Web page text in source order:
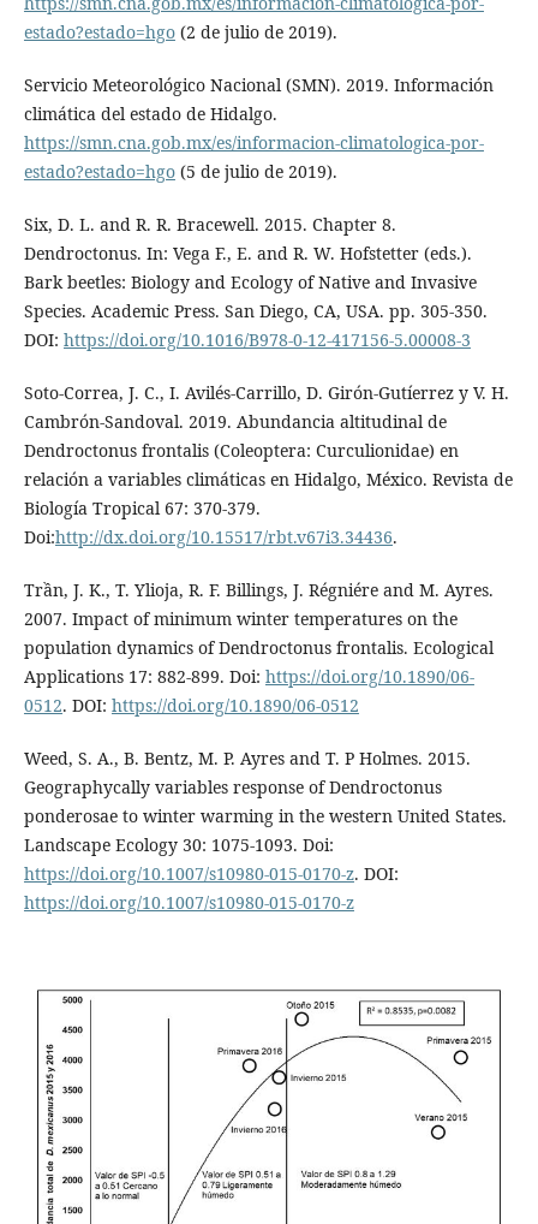
estado?estado=hgo(2 de julio de 2019).
Servicio Meteorológico Nacional (SMN). 2019. Información
climática del estado de Hidalgo.
https://smn.cna.gob.mx/es/informacion-climatologica-por-
estado?estado=hgo(5 de julio de 2019).
Six, D. L. and R. R. Bracewell. 2015. Chapter 8.
Dendroctonus. In: Vega F., E. and R. W. Hofstetter (eds.).
Bark beetles: Biology and Ecology of Native and Invasive
Species. Academic Press. San Diego, CA, USA. pp. 305-350.
DOI: https://doi.org/10.1016/B978-0-12-417156-5.00008-3
Soto-Correa, J. C., I. Avilés-Carrillo, D. Girón-Gutíerrez y V. H.
Cambrón-Sandoval. 2019. Abundancia altitudinal de
Dendroctonus frontalis (Coleoptera: Curculionidae) en
relación a variables climáticas en Hidalgo, México. Revista de
Biología Tropical 67: 370-379.
Doi:http://dx.doi.org/10.15517/rbt.v67i3.34436.
Trần, J. K., T. Ylioja, R. F. Billings, J. Régniére and M. Ayres.
2007. Impact of minimum winter temperatures on the
population dynamics of Dendroctonus frontalis. Ecological
Applications 17: 882-899. Doi: https://doi.org/10.1890/06-
0512. DOI: https://doi.org/10.1890/06-0512
Weed, S. A., B. Bentz, M. P. Ayres and T. P Holmes. 2015.
Geographycally variables response of Dendroctonus
ponderosae to winter warming in the western United States.
Landscape Ecology 30: 1075-1093. Doi:
https://doi.org/10.1007/s10980-015-0170-z. DOI:
https://doi.org/10.1007/s10980-015-0170-z